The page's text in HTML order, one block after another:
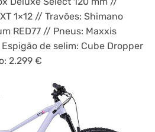
1×12 // Travões: Shimano
RED77 // Pneus: Maxxis
de selim: Cube Dropper
2.299 €